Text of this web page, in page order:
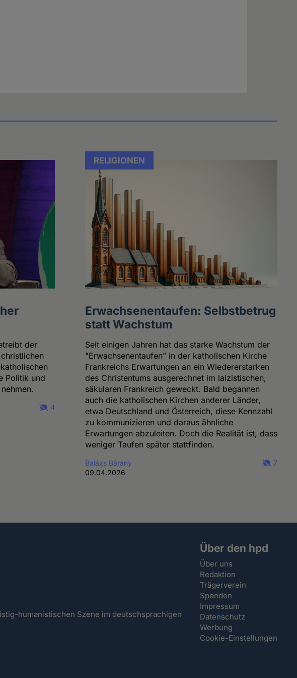
der
Politik und
4
RELIGIONEN
Erwachsenentaufen: Selbstbetrug
statt Wachstum
Seit einigen Jahren hat das starke Wachstum der
"Erwachsenentaufen" in der katholischen Kirche
Frankreichs Erwartungen an ein Wiedererstarken
des Christentums ausgerechnet im laizistischen,
säkularen Frankreich geweckt. Bald begannen
auch die katholischen Kirchen anderer Länder,
etwa Deutschland und Österreich, diese Kennzahl
zu kommunizieren und daraus ähnliche
Erwartungen abzuleiten. Doch die Realität ist, dass
weniger Taufen später stattfinden.
Balázs Bárány
09.04.2026
7
humanistischen Szene im deutschsprachigen
Über den hpd
Über uns
Redaktion
Trägerverein
Spenden
Impressum
Datenschutz
Werbung
Cookie-Einstellungen